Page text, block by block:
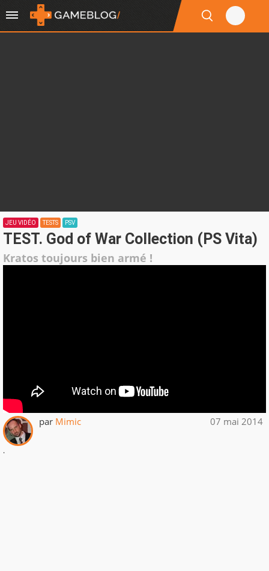
JEU VIDÉO TESTS PSV
TEST. God of War Collection (PS Vita)
Kratos toujours bien armé !
par Mimic 07 mai 2014
.